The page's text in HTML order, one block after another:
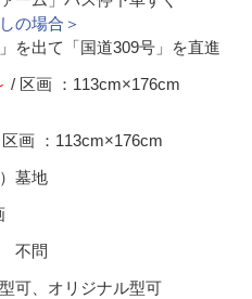
の場合＞
を出て「国道309号」を直進
/ 区画 ：113cm×176cm
画 ：113cm×176cm
墓地
不問
可、オリジナル型可